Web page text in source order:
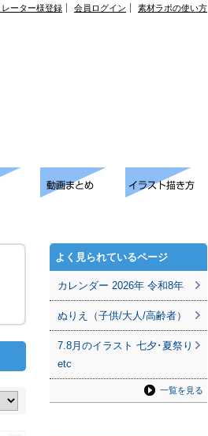
レーター様登録 会員ログイン 素材ラボの使い方
よく見られているページ
カレンダー 2026年 令和8年
ぬりえ（子供/大人/高齢者）
7.8月のイラスト 七夕･夏祭り
etc
一覧を見る